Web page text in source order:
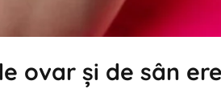
ovar și de sân